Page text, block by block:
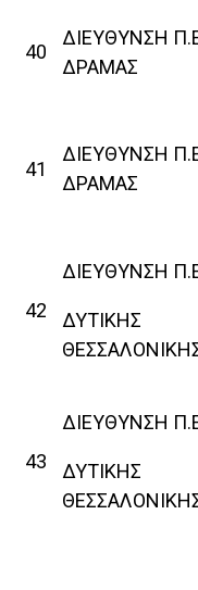
40
ΔΙΕΥΘΥΝΣΗ
ΔΡΑΜΑΣ
41
ΔΙΕΥΘΥΝΣΗ
ΔΡΑΜΑΣ
42
ΔΙΕΥΘΥΝΣΗ
ΔΥΤΙΚΗΣ
43
ΔΙΕΥΘΥΝΣΗ
ΔΥΤΙΚΗΣ